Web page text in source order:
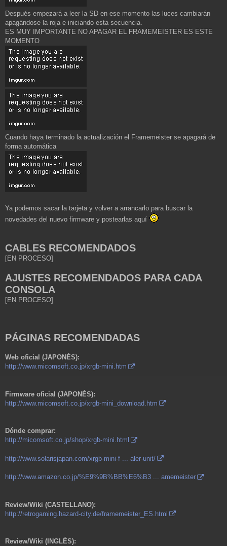
Después empezará a leer la SD en ese momento las luces cambiarán
apagándose la roja e iniciando esta secuencia.
ES MUY IMPORTANTE NO APAGAR EL FRAMEMEISTER ES ESTE
MOMENTO
Cuando haya terminado la actualización el Framemeister se apagará de
forma automática
Ya podemos sacar la tarjeta y volver a arrancarlo para buscar la
novedades del nuevo firmware y postearlas aquí
CABLES RECOMENDADOS
[EN PROCESO]
AJUSTES RECOMENDADOS PARA CADA
CONSOLA
[EN PROCESO]
PÁGINAS RECOMENDADAS
Web oficial (JAPONÉS):
http://www.micomsoft.co.jp/xrgb-mini.htm
Firmware oficial (JAPONÉS):
http://www.micomsoft.co.jp/xrgb-mini_download.htm
Dónde comprar:
http://micomsoft.co.jp/shop/xrgb-mini.html
http://www.solarisjapan.com/xrgb-mini-f ... aler-unit/
http://www.amazon.co.jp/%E9%9B%BB%E6%B3 ... amemeister
Review/Wiki (CASTELLANO):
http://retrogaming.hazard-city.de/framemeister_ES.html
Review/Wiki (INGLÉS):